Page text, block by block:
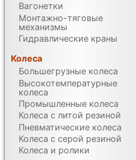
Вагонетки
Монтажно-тяговые
механизмы
Гидравлические краны
Колеса
Большегрузные колеса
Высокотемпературные
колеса
Промышленные колеса
Колеса с литой резиной
Пневматические колеса
Колеса с серой резиной
Колеса и ролики